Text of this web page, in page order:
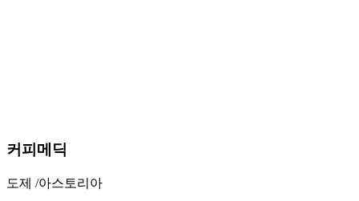
커피메딕
도제 /아스토리아